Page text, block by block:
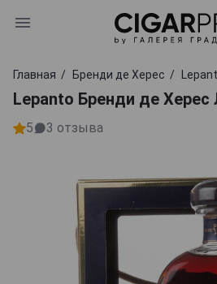
Главная Бренди де Херес
Lepanto Бренди де Херес
5 3 отзыва